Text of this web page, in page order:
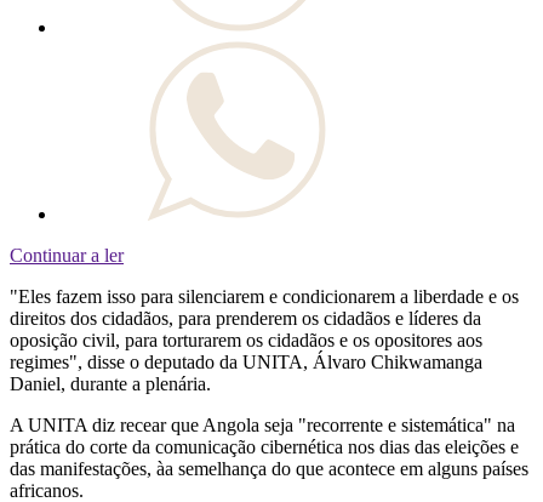
Continuar a ler
"Eles fazem isso para silenciarem e condicionarem a liberdade e os
direitos dos cidadãos, para prenderem os cidadãos e líderes da
oposição civil, para torturarem os cidadãos e os opositores aos
regimes", disse o deputado da UNITA, Álvaro Chikwamanga
Daniel, durante a plenária.
A UNITA diz recear que Angola seja "recorrente e sistemática" na
prática do corte da comunicação cibernética nos dias das eleições e
das manifestações, àa semelhança do que acontece em alguns países
africanos.